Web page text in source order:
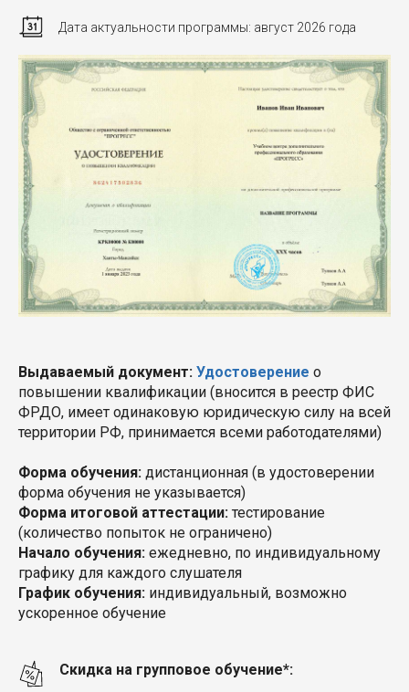
Дата актуальности программы: август 2026 года
Выдаваемый документ: Удостоверение о
повышении квалификации (вносится в реестр ФИС
ФРДО, имеет одинаковую юридическую силу на всей
территории РФ, принимается всеми работодателями)
Форма обучения: дистанционная (в удостоверении
форма обучения не указывается)
Форма итоговой аттестации: тестирование
(количество попыток не ограничено)
Начало обучения: ежедневно, по индивидуальному
графику для каждого слушателя
График обучения: индивидуальный, возможно
ускоренное обучение
Скидка на групповое обучение*: